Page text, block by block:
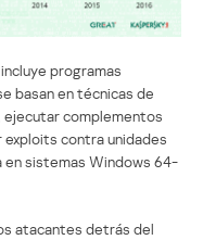
programas
basan en técnicas de
ejecutar complementos
exploits contra unidades
en sistemas Windows 64-
atacantes detrás del